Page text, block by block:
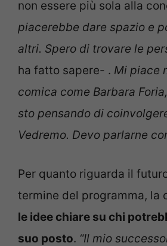
non essere più sola alla
piacerebbe dare spazio e
altri. Spero di trovare le
ha fatto sapere- . Mi piace
comica come Barbara
sto pensando di
Vedremo. Devo parlarne
Per quanto riguarda il
termine del programma, la
le idee chiare su chi
suo posto. “Il mio